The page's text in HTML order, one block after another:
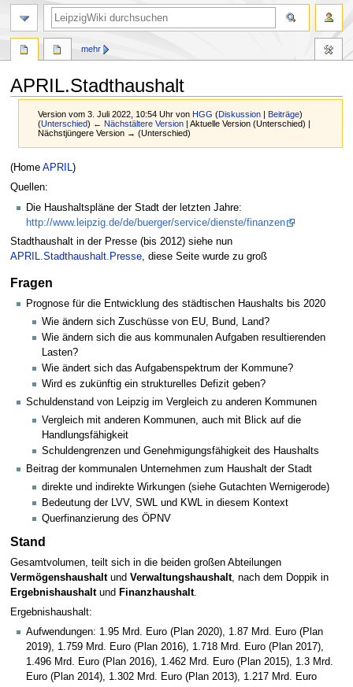
APRIL.Stadthaushalt
Version vom 3. Juli 2022, 10:54 Uhr vonHGG (Diskussion |Beiträge)
(Unterschied) ← Nächstältere Version | Aktuelle Version (Unterschied) |
Nächstjüngere Version → (Unterschied)
Zur
Navigation
Zur
Suche
(Home APRIL)
Quellen:
Die Haushaltspläne der Stadt der letzten Jahre:
http://www.leipzig.de/de/buerger/service/dienste/finanzen
Stadthaushalt in der Presse (bis 2012) siehe nun
APRIL.Stadthaushalt.Presse, diese Seite wurde zu groß
Fragen
Prognose für die Entwicklung des städtischen Haushalts bis 2020
Wie ändern sich Zuschüsse von EU, Bund, Land?
Wie ändern sich die aus kommunalen Aufgaben resultierenden
Lasten?
Wie ändert sich das Aufgabenspektrum der Kommune?
Wird es zukünftig ein strukturelles Defizit geben?
Schuldenstand von Leipzig im Vergleich zu anderen Kommunen
Vergleich mit anderen Kommunen, auch mit Blick auf die
Handlungsfähigkeit
Schuldengrenzen und Genehmigungsfähigkeit des Haushalts
Beitrag der kommunalen Unternehmen zum Haushalt der Stadt
direkte und indirekte Wirkungen (siehe Gutachten Wernigerode)
Bedeutung der LVV, SWL und KWL in diesem Kontext
Querfinanzierung des ÖPNV
Stand
Gesamtvolumen, teilt sich in die beiden großen Abteilungen
Vermögenshaushaltund Verwaltungshaushalt, nach dem Doppik in
Ergebnishaushaltund Finanzhaushalt.
Ergebnishaushalt:
Aufwendungen: 1.95 Mrd. Euro (Plan 2020), 1.87 Mrd. Euro (Plan
2019), 1.759 Mrd. Euro (Plan 2016), 1.718 Mrd. Euro (Plan 2017),
1.496 Mrd. Euro (Plan 2016), 1.462 Mrd. Euro (Plan 2015), 1.3 Mrd.
Euro (Plan 2014), 1.302 Mrd. Euro (Plan 2013), 1.217 Mrd. Euro
mehr